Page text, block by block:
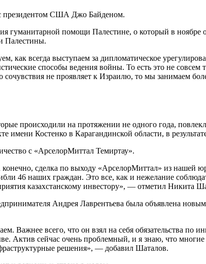
с президентом США Джо Байденом.
гуманитарной помощи Палестине, о который в
Палестины.
как всегда выступаем за дипломатическое
способы ведения войны. То есть это не
не проявляет к Израилю, то мы занимаем
происходили на протяжении не одного года,
Костенко в Карагандинской области, в
с «АрселорМиттал Темиртау».
сделка по выходу «АрселорМиттал» из
46 наших граждан. Это все, как и нежелание
казахстанскому инвестору», — отметил Никита
Андрея Лаврентьева была объявлена
Важнее всего, что он взял на себя обязательства по
Актив сейчас очень проблемный, и я знаю, что
решения», — добавил Шаталов.